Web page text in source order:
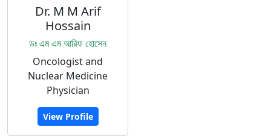
Dr. M M Arif
Hossain
ডঃ এম এম আরিফ হোসেন
Oncologist and
Nuclear Medicine
Physician
View Profile